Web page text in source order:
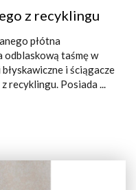
z recyklingu
płótna
odblaskową taśmę w
i ściągacze
recyklingu. Posiada ...